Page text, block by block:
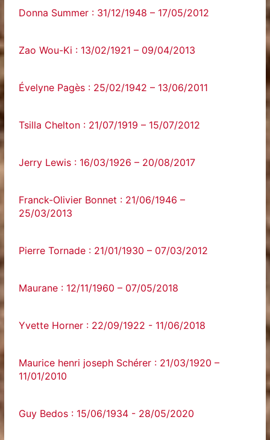
Donna Summer : 31/12/1948 – 17/05/2012
Zao Wou-Ki : 13/02/1921 – 09/04/2013
Évelyne Pagès : 25/02/1942 – 13/06/2011
Tsilla Chelton : 21/07/1919 – 15/07/2012
Jerry Lewis : 16/03/1926 – 20/08/2017
Franck-Olivier Bonnet : 21/06/1946 –
25/03/2013
Pierre Tornade : 21/01/1930 – 07/03/2012
Maurane : 12/11/1960 – 07/05/2018
Yvette‌ ‌Horner‌ ‌:‌ ‌22/09/1922‌ ‌-‌ ‌11/06/2018‌
Maurice henri joseph Schérer : 21/03/1920 –
11/01/2010
Guy‌ ‌Bedos‌ ‌:‌ ‌15/06/1934‌ ‌-‌ ‌28/05/2020‌